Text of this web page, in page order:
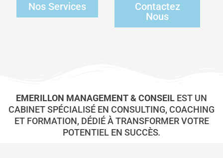
Nos Services
Contactez
Nous
EMERILLON MANAGEMENT & CONSEIL EST UN
CABINET SPÉCIALISÉ EN CONSULTING, COACHING
ET FORMATION, DÉDIÉ À TRANSFORMER VOTRE
POTENTIEL EN SUCCÈS.